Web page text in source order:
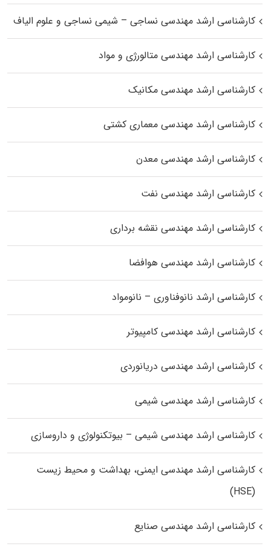
کارشناسی ارشد مهندسی نساجی – شیمی نساجی و علوم الیاف
کارشناسی ارشد مهندسی متالورژی و مواد
کارشناسی ارشد مهندسی مکانیک
کارشناسی ارشد مهندسی معماری کشتی
کارشناسی ارشد مهندسی معدن
کارشناسی ارشد مهندسی نفت
کارشناسی ارشد مهندسی نقشه برداری
کارشناسی ارشد مهندسی هوافضا
کارشناسی ارشد نانوفناوری – نانومواد
کارشناسی ارشد مهندسی کامپیوتر
کارشناسی ارشد مهندسی دریانوردی
کارشناسی ارشد مهندسی شیمی
کارشناسی ارشد مهندسی شیمی – بیوتکنولوژی و داروسازی
کارشناسی ارشد مهندسی ایمنی، بهداشت و محیط زیست
(HSE)
کارشناسی ارشد مهندسی صنایع